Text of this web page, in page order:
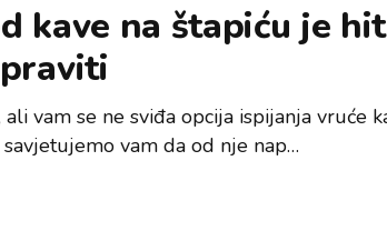
kave na štapiću je
vam se ne sviđa opcija ispijanja vruće
vam da od nje nap…